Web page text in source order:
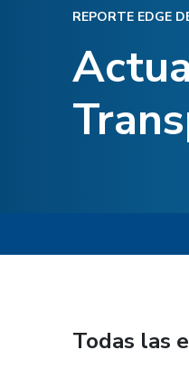
REPORTE EDGE
Todas las